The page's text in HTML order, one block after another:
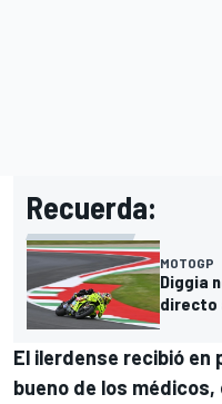
Recuerda:
MOTOGP
Diggia
directo
El ilerdense recibió
bueno de los